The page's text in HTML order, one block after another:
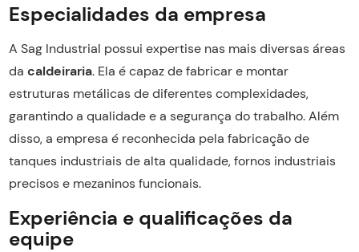
Especialidades da empresa
A Sag Industrial possui expertise nas mais diversas áreas
da caldeiraria. Ela é capaz de fabricar e montar
estruturas metálicas de diferentes complexidades,
garantindo a qualidade e a segurança do trabalho. Além
disso, a empresa é reconhecida pela fabricação de
tanques industriais de alta qualidade, fornos industriais
precisos e mezaninos funcionais.
Experiência e qualificações da
equipe